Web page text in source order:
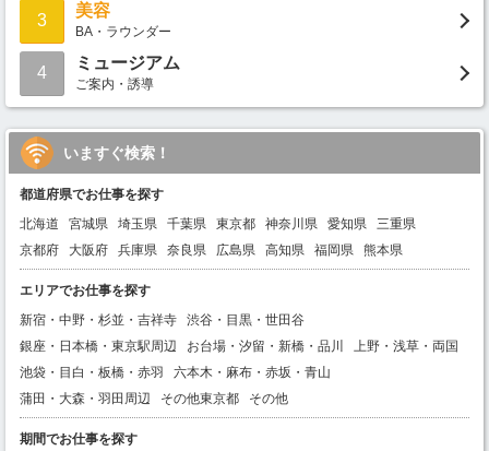
3
美容
BA・ラウンダー
4
ミュージアム
ご案内・誘導
いますぐ検索！
都道府県でお仕事を探す
北海道
宮城県 埼玉県 千葉県 東京都 神奈川県 愛知県
三重県
京都府
大阪府 兵庫県 奈良県 広島県 高知県 福岡県 熊本県
エリアでお仕事を探す
新宿・中野・杉並・吉祥寺
渋谷・目黒・世田谷
銀座・日本橋・東京駅周辺
お台場・汐留・新橋・品川
上野・浅草・両国
池袋・目白・板橋・赤羽
六本木・麻布・赤坂・青山
蒲田・大森・羽田周辺
その他東京都 その他
期間でお仕事を探す